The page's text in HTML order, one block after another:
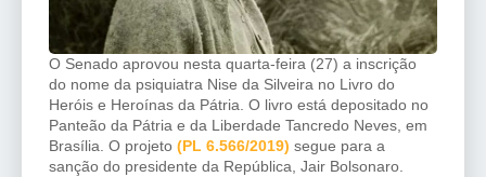
O Senado aprovou nesta quarta-feira (27) a inscrição
do nome da psiquiatra Nise da Silveira no Livro do
Heróis e Heroínas da Pátria. O livro está depositado no
Panteão da Pátria e da Liberdade Tancredo Neves, em
Brasília. O projeto (PL 6.566/2019) segue para a
sanção do presidente da República, Jair Bolsonaro.